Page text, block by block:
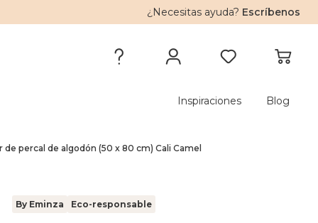
¿Necesitas ayuda? Escríbenos
Inspiraciones Blog
percal de algodón (50 x 80 cm) Cali Camel
By Eminza Eco-responsable